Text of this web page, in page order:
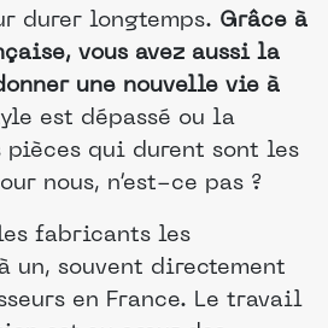
durer longtemps. Grâce à
vous avez aussi la
une nouvelle vie à
est dépassé ou la
pièces qui durent sont les
nous, n’est-ce pas ?
fabricants les
un, souvent directement
en France. Le travail